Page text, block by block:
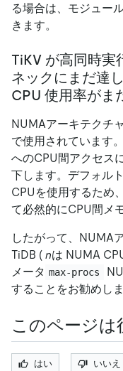
る場合は、モジュー
きます。
TiKV が高同時実
ネックにまだ達
CPU 使用率がま
NUMAアーキテクチ
で使用されています
へのCPU間アクセス
下します。デフォル
CPUを使用するため
て必然的にCPU間メ
したがって、NUMA
TiDB ( nは NUMA
メータ max-procs
することをお勧めしま
このページは
はい いいえ